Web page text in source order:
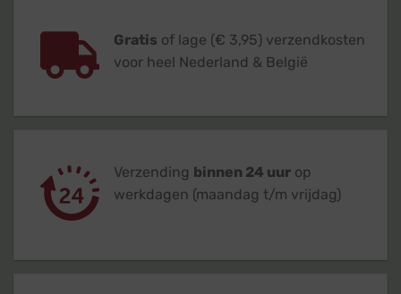
Gratis of lage (€ 3,95) verzendkosten
voor heel Nederland & België
Verzending binnen 24 uur op
werkdagen (maandag t/m vrijdag)